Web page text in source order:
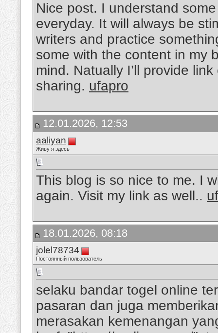
Nice post. I understand
everyday. It will always be
writers and practice
some with the content in my
mind. Natually I’ll provide
sharing. ufapro
12.01.2026, 12:53
aaliyan
Живу я здесь
This blog is so nice to me. I
again. Visit my link as well..
18.01.2026, 08:18
jolel78734
Постоянный пользователь
selaku bandar togel online
pasaran dan juga
merasakan kemenangan